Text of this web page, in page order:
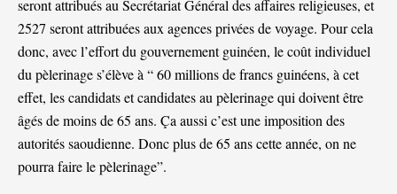
seront attribués au Secrétariat Général des affaires religieuses, et
2527 seront attribuées aux agences privées de voyage. Pour cela
donc, avec l’effort du gouvernement guinéen, le coût individuel
du pèlerinage s’élève à “ 60 millions de francs guinéens, à cet
effet, les candidats et candidates au pèlerinage qui doivent être
âgés de moins de 65 ans. Ça aussi c’est une imposition des
autorités saoudienne. Donc plus de 65 ans cette année, on ne
pourra faire le pèlerinage”.